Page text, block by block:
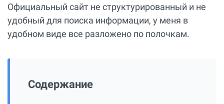
Официальный сайт не структурированный и не
удобный для поиска информации, у меня в
удобном виде все разложено по полочкам.
Содержание